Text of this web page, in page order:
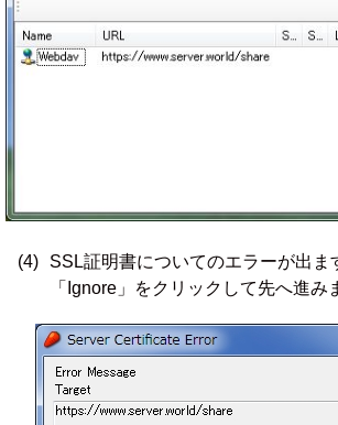
(4)
SSL証明書についてのエラーが出ま
「Ignore」をクリックして先へ進み